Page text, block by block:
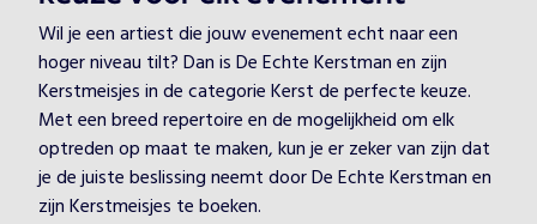
Wil je een artiest die jouw evenement echt naar een
hoger niveau tilt? Dan is De Echte Kerstman en zijn
Kerstmeisjes in de categorie Kerst de perfecte keuze.
Met een breed repertoire en de mogelijkheid om elk
optreden op maat te maken, kun je er zeker van zijn dat
je de juiste beslissing neemt door De Echte Kerstman en
zijn Kerstmeisjes te boeken.